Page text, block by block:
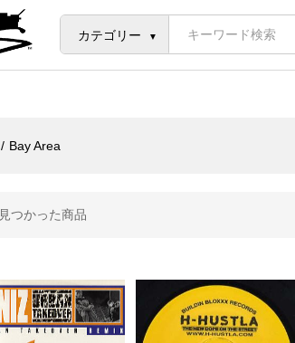
カテゴリー
/ Bay Area
見つかった商品